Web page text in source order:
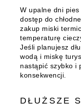
W upalne dni
dostęp do
zakup miski
temperaturę
Jeśli planujesz
wodą i miskę
nastąpić szybko i
konsekwencji.
DŁUŻSZE